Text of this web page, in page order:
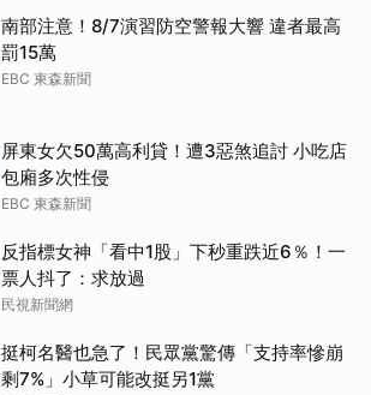
南部注意！8/7演習防空警報大響 違者最高
罰15萬
EBC 東森新聞
屏東女欠50萬高利貸！遭3惡煞追討 小吃店
包廂多次性侵
EBC 東森新聞
反指標女神「看中1股」下秒重跌近6％！一
票人抖了：求放過
民視新聞網
挺柯名醫也急了！民眾黨驚傳「支持率慘崩
剩7%」小草可能改挺另1黨